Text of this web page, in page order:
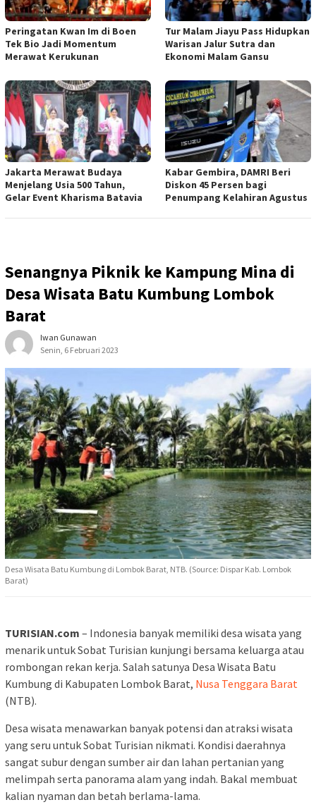
Peringatan Kwan Im di Boen
Tek Bio Jadi Momentum
Merawat Kerukunan
Tur Malam Jiayu Pass Hidupkan
Warisan Jalur Sutra dan
Ekonomi Malam Gansu
Jakarta Merawat Budaya
Menjelang Usia 500 Tahun,
Gelar Event Kharisma Batavia
Kabar Gembira, DAMRI Beri
Diskon 45 Persen bagi
Penumpang Kelahiran Agustus
Senangnya Piknik ke Kampung Mina di
Desa Wisata Batu Kumbung Lombok
Barat
Iwan Gunawan
Senin, 6 Februari 2023
Desa Wisata Batu Kumbung di Lombok Barat, NTB. (Source: Dispar Kab. Lombok
Barat)
TURISIAN.com – Indonesia banyak memiliki desa wisata yang
menarik untuk Sobat Turisian kunjungi bersama keluarga atau
rombongan rekan kerja. Salah satunya Desa Wisata Batu
Kumbung di Kabupaten Lombok Barat, Nusa Tenggara Barat
(NTB).
Desa wisata menawarkan banyak potensi dan atraksi wisata
yang seru untuk Sobat Turisian nikmati. Kondisi daerahnya
sangat subur dengan sumber air dan lahan pertanian yang
melimpah serta panorama alam yang indah. Bakal membuat
kalian nyaman dan betah berlama-lama.